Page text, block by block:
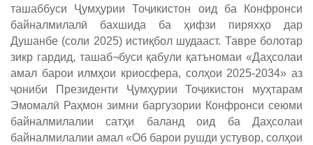
ташаббуси Ҷумҳурии Тоҷикистон оид ба Конфронси
байналмилалӣ бахшида ба ҳифзи пиряхҳо дар
Душанбе (соли 2025) истиқбол шудааст. Тавре болотар
зикр гардид, ташаб¬буси қабули қатъномаи «Даҳсолаи
амал барои илмҳои криосфера, солҳои 2025-2034» аз
ҷониби Президенти Ҷумҳурии Тоҷикистон муҳтарам
Эмомалӣ Раҳмон зимни баргузории Конфронси сеюми
байналмилалии сатҳи баланд оид ба Даҳсолаи
байналмилалии амал «Об барои рушди устувор, солҳои